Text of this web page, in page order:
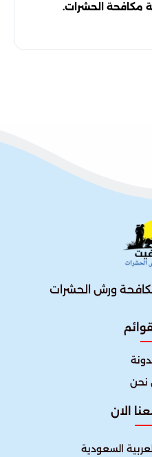
مكافحة الحشرات.
ورش الحشرات
نحن
الان
السعودية